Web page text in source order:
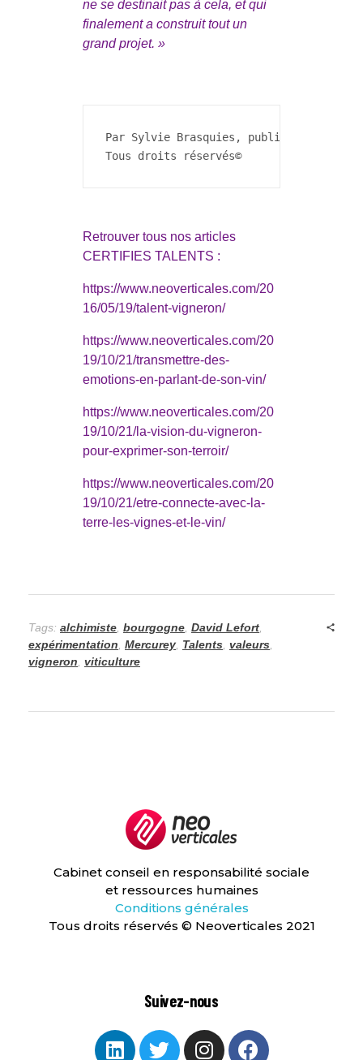
ne se destinait pas à cela, et qui
finalement a construit tout un
grand projet. »
Par Sylvie Brasquies, publié le 02 Juin
Tous droits réservés©
Retrouver tous nos articles
CERTIFIES TALENTS :
https://www.neoverticales.com/20
16/05/19/talent-vigneron/
https://www.neoverticales.com/20
19/10/21/transmettre-des-
emotions-en-parlant-de-son-vin/
https://www.neoverticales.com/20
19/10/21/la-vision-du-vigneron-
pour-exprimer-son-terroir/
https://www.neoverticales.com/20
19/10/21/etre-connecte-avec-la-
terre-les-vignes-et-le-vin/
Tags: alchimiste bourgogne David Lefort
expérimentation Mercurey Talents valeurs
vigneron viticulture
Cabinet conseil en responsabilité sociale
et ressources humaines
Conditions générales
Tous droits réservés © Neoverticales 2021
Suivez-nous